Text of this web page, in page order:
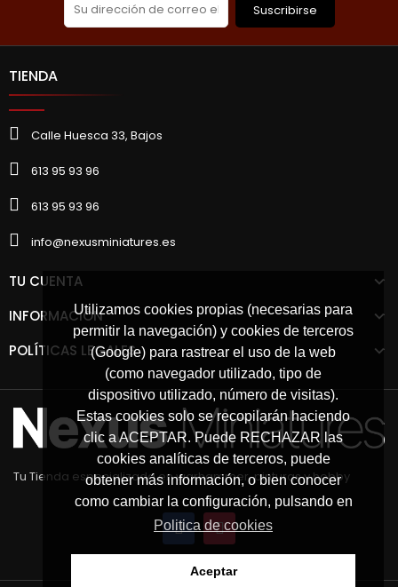
Utilizamos cookies propias (necesarias para
permitir la navegación) y cookies de terceros
(Google) para rastrear el uso de la web
(como navegador utilizado, tipo de
dispositivo utilizado, número de visitas).
Estas cookies solo se recopilarán haciendo
clic a ACEPTAR. Puede RECHAZAR las
cookies analíticas de terceros, puede
obtener más información, o bien conocer
como cambiar la configuración, pulsando en
Politica de cookies
Aceptar
Suscribirse
TIENDA
Calle Huesca 33, Bajos
613 95 93 96
613 95 93 96
info@nexusminiatures.es
TU CUENTA
INFORMACIÓN
POLÍTICAS LEGALES
Tu Tienda especializada en warhammer, pinturas y hobby